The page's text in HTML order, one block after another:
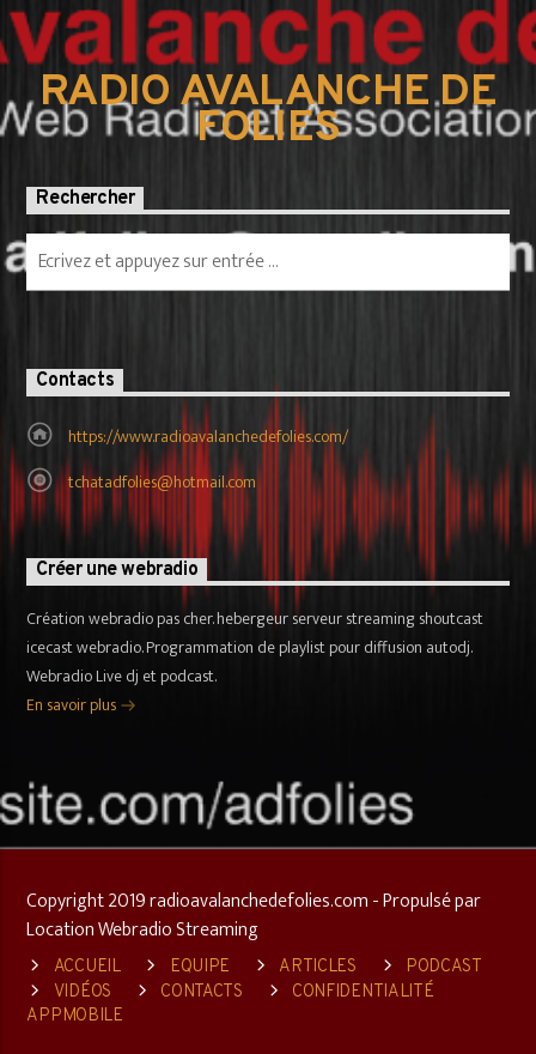
RADIO AVALANCHE DE
FOLIES
Rechercher
Contacts
https://www.radioavalanchedefolies.com/
tchatadfolies@hotmail.com
Créer une webradio
Création webradio pas cher. hebergeur serveur streaming shoutcast
icecast webradio. Programmation de playlist pour diffusion autodj.
Webradio Live dj et podcast.
En savoir plus
Copyright 2019 radioavalanchedefolies.com - Propulsé par
Location Webradio Streaming
ACCUEIL EQUIPE ARTICLES
PODCAST
VIDÉOS
CONTACTS
CONFIDENTIALITÉ
APPMOBILE